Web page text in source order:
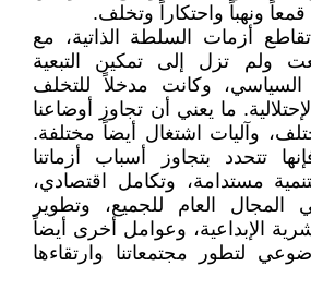
قمعاً ونهباً واحتكاراً وتخلف.
أزمات السلطة الذاتية، مع
ولم تزل إلى تمكين التبعية
السياسي، وكانت مدخلاً للتخلف
ما يعني أن تجاوز أوضاعنا
وآليات اشتغال أيضاً مختلفة.
تتحدد بتجاوز أسباب أزماتنا
مستدامة، وتكامل اقتصادي،
المجال العام للجميع، وتطوير
الإبداعية، وعوامل أخرى أيضاً
لتطور مجتمعاتنا وارتقاءها